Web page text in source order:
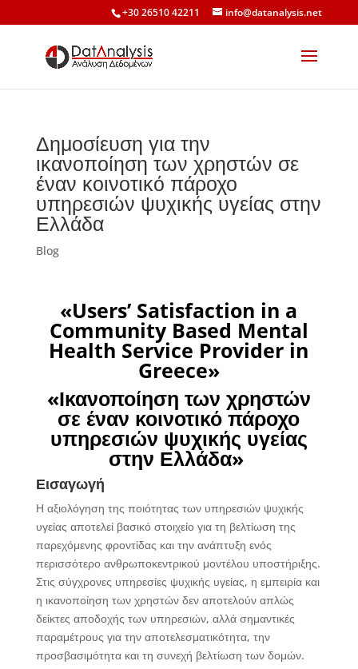
+30 26510 42211 info@datanalysis.net
Δημοσίευση για την
ικανοποίηση των χρηστών σε
έναν κοινοτικό πάροχο
υπηρεσιών ψυχικής υγείας στην
Ελλάδα
Blog
«Users’ Satisfaction in a
Community Based Mental
Health Service Provider in
Greece»
«Ικανοποίηση των χρηστών
σε έναν κοινοτικό πάροχο
υπηρεσιών ψυχικής υγείας
στην Ελλάδα»
Εισαγωγή
Η αξιολόγηση της ποιότητας των υπηρεσιών ψυχικής
υγείας αποτελεί βασικό στοιχείο για τη βελτίωση της
παρεχόμενης φροντίδας και την ανάπτυξη ενός
περισσότερο ανθρωποκεντρικού μοντέλου υποστήριξης.
Στις σύγχρονες υπηρεσίες ψυχικής υγείας, η εμπειρία και
η ικανοποίηση των χρηστών δεν αποτελούν απλώς
δείκτες αποδοχής των υπηρεσιών, αλλά σημαντικές
παραμέτρους για την αποτελεσματικότητα, την
προσβασιμότητα και τη συνεχή βελτίωση των δομών.